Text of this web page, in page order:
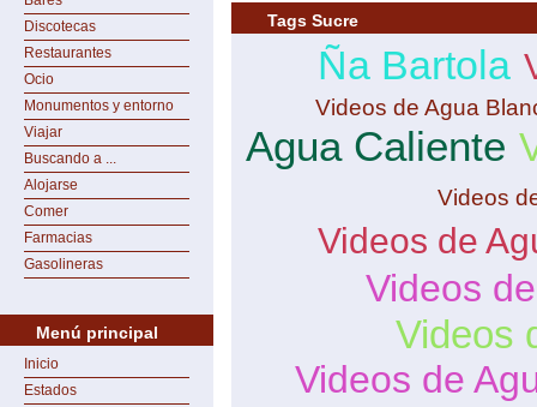
Discotecas
Restaurantes
Ocio
Monumentos y entorno
Viajar
Buscando a ...
Alojarse
Comer
Farmacias
Gasolineras
Menú principal
Inicio
Estados
Tags Sucre
Ña Bartola
Videos de Agua
Agua Caliente
Videos
Videos de
Videos
Videos
Videos de